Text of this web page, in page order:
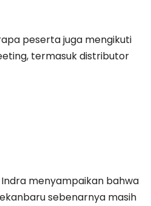
peserta juga mengikuti
termasuk distributor
menyampaikan bahwa
sebenarnya masih